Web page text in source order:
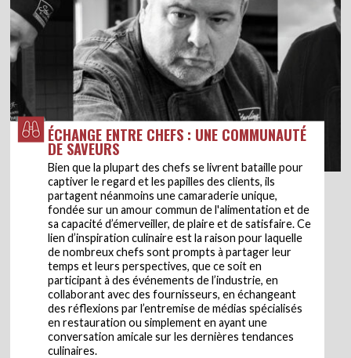
ÉCHANGE ENTRE CHEFS : UNE COMMUNAUTÉ
DE SAVEURS
Bien que la plupart des chefs se livrent bataille pour
captiver le regard et les papilles des clients, ils
partagent néanmoins une camaraderie unique,
fondée sur un amour commun de l'alimentation et de
sa capacité d’émerveiller, de plaire et de satisfaire. Ce
lien d’inspiration culinaire est la raison pour laquelle
de nombreux chefs sont prompts à partager leur
temps et leurs perspectives, que ce soit en
participant à des événements de l’industrie, en
collaborant avec des fournisseurs, en échangeant
des réflexions par l’entremise de médias spécialisés
en restauration ou simplement en ayant une
conversation amicale sur les dernières tendances
culinaires.